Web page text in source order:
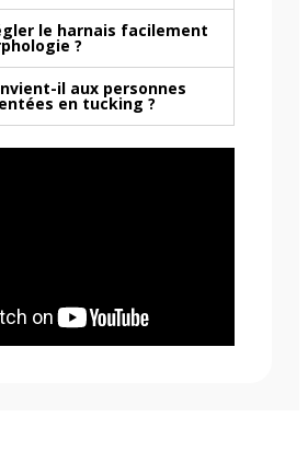
le harnais facilement
?
il aux personnes
en tucking ?